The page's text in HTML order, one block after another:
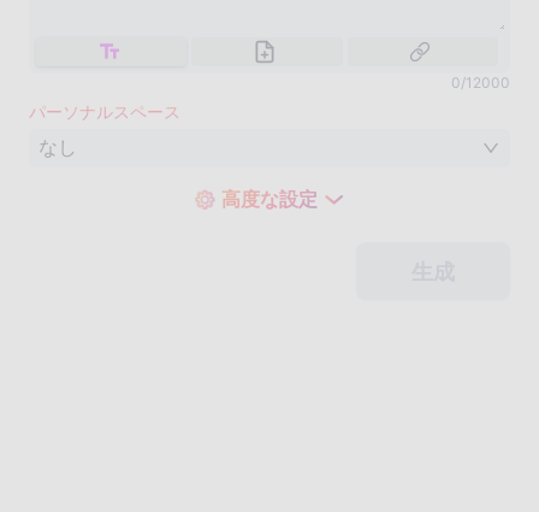
0/12000
パーソナルスペース
なし
高度な設定